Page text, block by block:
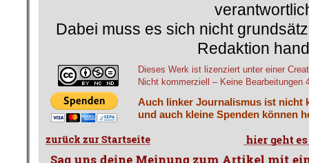
Dabei muss es sich nicht
Redaktion
Dieses Werk ist lizenziert unter einer
Nicht kommerziell – Keine Bearbeitungen
Auch linker Journalismus ist nicht
und auch kleine Spenden können